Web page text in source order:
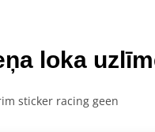
loka
sticker racing geen